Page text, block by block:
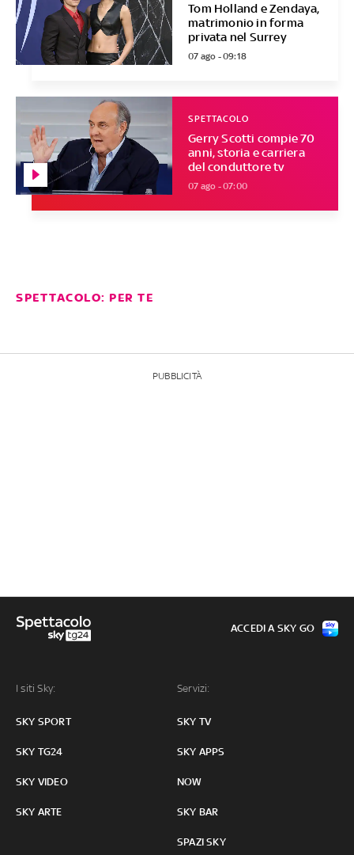
Tom Holland e Zendaya,
matrimonio in forma
privata nel Surrey
07 ago - 09:18
Gerry Scotti compie 70
anni, storia e carriera
del conduttore tv
SPETTACOLO
07 ago - 07:00
SPETTACOLO: PER TE
PUBBLICITÀ
I siti Sky:
SKY SPORT
SKY TG24
SKY VIDEO
SKY ARTE
Servizi:
SKY TV
SKY APPS
NOW
SKY BAR
SPAZI SKY
ACCEDI A SKY GO